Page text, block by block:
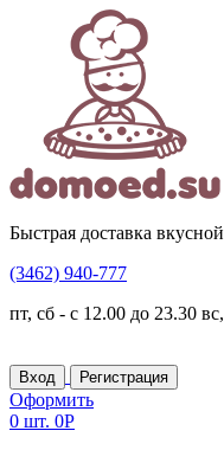
Быстрая доставка
(3462) 940-777
пт, сб - с 12.00 до 23.30
Вход Регистрация
Оформить
0 шт. 0Р